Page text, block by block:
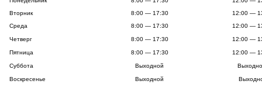
Вторник
8:00 — 17:30
12:00 —
Среда
8:00 — 17:30 12:00 —
Четверг 8:00 — 17:30 12:00 —
Пятница 8:00 — 17:30 12:00 —
Суббота Выходной
Воскресенье Выходной